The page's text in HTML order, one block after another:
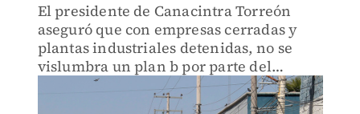
El presidente de Canacintra Torreón
aseguró que con empresas cerradas y
plantas industriales detenidas, no se
vislumbra un plan b por parte del
gobierno federal, para remediar cortes
de energía y gas.